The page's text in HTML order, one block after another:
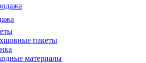
пакеты
материалы